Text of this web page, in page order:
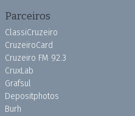
Parceiros
ClassiCruzeiro
CruzeiroCard
Cruzeiro FM 92.3
CruxLab
Grafsul
Depositphotos
Burh